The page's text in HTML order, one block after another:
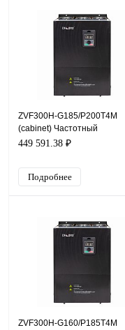
ZVF300H-G185/P200T4M
(cabinet) Частотный
преобразователь ZVF300H,
449 591.38 ₽
Подробнее
ZVF300H-G160/P185T4M